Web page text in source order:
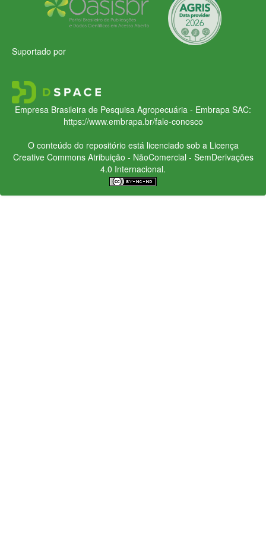
Suportado por
Empresa Brasileira de Pesquisa Agropecuária - Embrapa SAC:
https://www.embrapa.br/fale-conosco
O conteúdo do repositório está licenciado sob a Licença
Creative CommonsAtribuição - NãoComercial - SemDerivações
4.0 Internacional.